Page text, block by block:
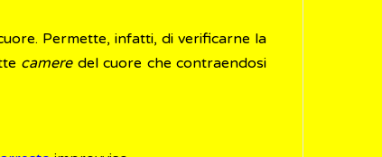
Permette, infatti, di verificarne la
cameredel cuore che contraendosi